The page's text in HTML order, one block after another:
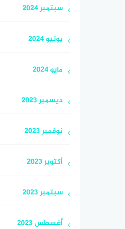
سبتمبر 2024
يونيو 2024
مايو 2024
ديسمبر 2023
نوفمبر 2023
أكتوبر 2023
سبتمبر 2023
أغسطس 2023